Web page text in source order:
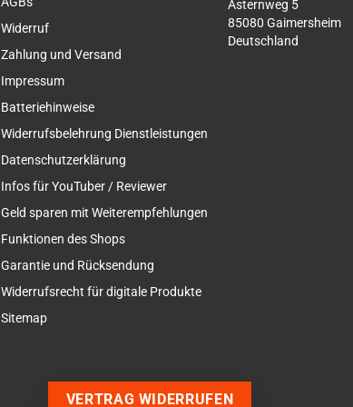
Widerruf
Zahlung und Versand
Impressum
Batteriehinweise
Widerrufsbelehrung Dienstleistungen
Datenschutzerklärung
Infos für YouTuber / Reviewer
Geld sparen mit Weiterempfehlungen
Funktionen des Shops
Garantie und Rücksendung
Widerrufsrecht für digitale Produkte
Sitemap
Asternweg 5
85080 Gaimersheim
Deutschland
VERTRAG WIDERRUFEN